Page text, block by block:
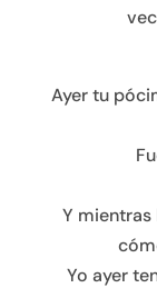
Ayer tu
Y mientras
Yo ayer